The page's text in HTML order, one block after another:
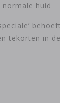
normale huid
tekorten in